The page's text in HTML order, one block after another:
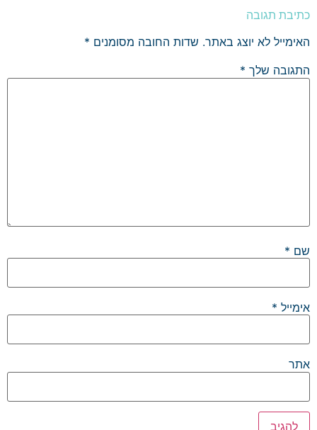
כתיבת תגובה
האימייל לא יוצג באתר. שדות החובה מסומנים *
התגובה שלך *
שם *
אימייל *
אתר